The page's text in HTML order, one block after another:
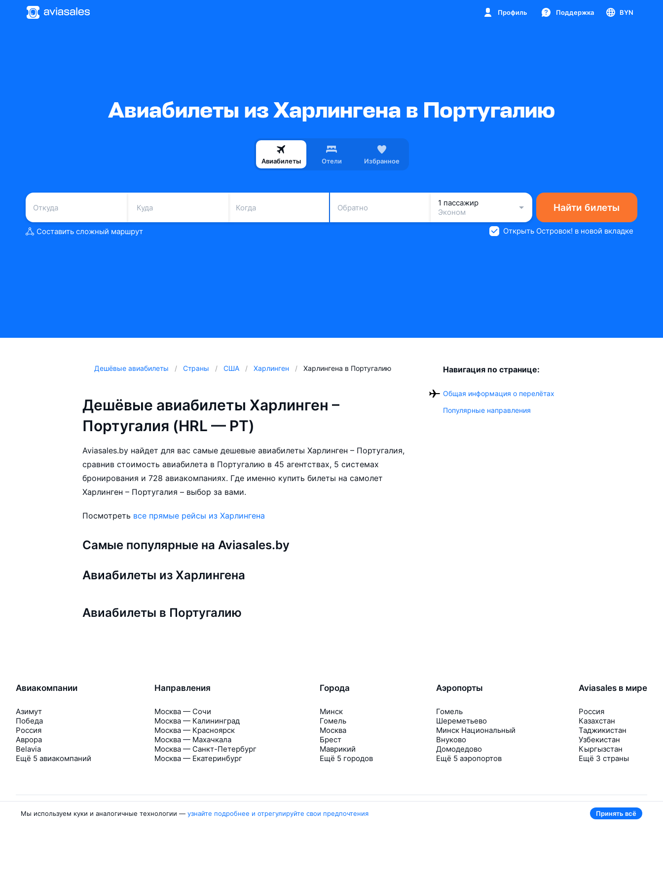
Профиль Поддержка BYN
Авиабилеты из Харлингена в Португалию
Авиабилеты Отели Избранное
Когда Обратно
1 пассажир
Эконом
Найти билеты
Составить сложный маршрут Открыть Островок! в новой вкладке
Дешёвые авиабилеты Страны США Харлинген Харлингена в Португалию
Дешёвые авиабилеты Харлинген –
Португалия (HRL — PT)
Aviasales.by найдет для вас самые дешевые авиабилеты Харлинген – Португалия,
сравнив стоимость авиабилета в Португалию в 45 агентствах, 5 системах
бронирования и 728 авиакомпаниях. Где именно купить билеты на самолет
Харлинген – Португалия – выбор за вами.
Посмотреть все прямые рейсы из Харлингена
Самые популярные на Aviasales.by
Авиабилеты из Харлингена
Авиабилеты в Португалию
Навигация по странице:
Общая информация о перелётах
Популярные направления
Авиакомпании
Азимут
Победа
Россия
Аврора
Belavia
Ещё 5 авиакомпаний
Направления
Москва — Сочи
Москва — Калининград
Москва — Красноярск
Москва — Махачкала
Москва — Санкт-Петербург
Москва — Екатеринбург
Города
Минск
Гомель
Москва
Брест
Маврикий
Ещё 5 городов
Аэропорты
Гомель
Шереметьево
Минск Национальный
Внуково
Домодедово
Ещё 5 аэропортов
Aviasales в мире
Россия
Казахстан
Таджикистан
Узбекистан
Кыргызстан
Ещё 3 страны
Мы используем куки и аналогичные технологии — узнайте подробнее и отрегулируйте свои предпочтения Принять всё